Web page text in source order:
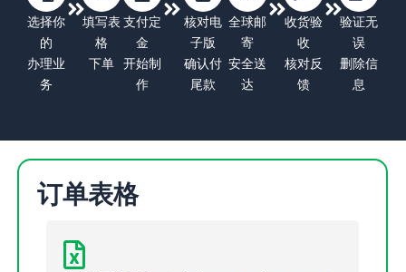
选择你
的
办理业
务
填写表
格
下单
支付定
金
开始制
作
核对电
子版
确认付
尾款
全球邮
寄
安全送
达
收货验
收
核对反
馈
验证无
误
删除信
息
订单表格